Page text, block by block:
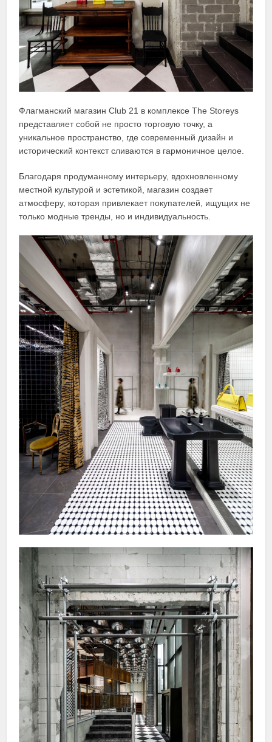
Флагманский магазин Club 21 в комплексе The Storeys
представляет собой не просто торговую точку, а
уникальное пространство, где современный дизайн и
исторический контекст сливаются в гармоничное целое.
Благодаря продуманному интерьеру, вдохновленному
местной культурой и эстетикой, магазин создает
атмосферу, которая привлекает покупателей, ищущих не
только модные тренды, но и индивидуальность.